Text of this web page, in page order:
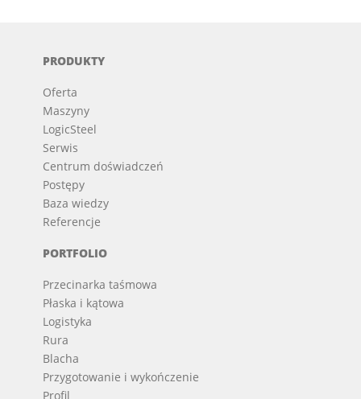
PRODUKTY
Oferta
Maszyny
LogicSteel
Serwis
Centrum doświadczeń
Postępy
Baza wiedzy
Referencje
PORTFOLIO
Przecinarka taśmowa
Płaska i kątowa
Logistyka
Rura
Blacha
Przygotowanie i wykończenie
Profil